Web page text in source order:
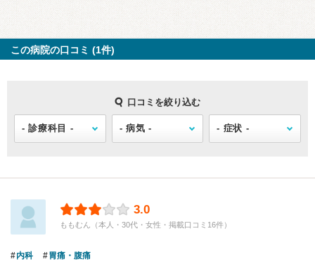
この病院の口コミ (1件)
口コミを絞り込む
3.0
ももむん（本人・30代・女性・掲載口コミ16件）
内科 胃痛・腹痛